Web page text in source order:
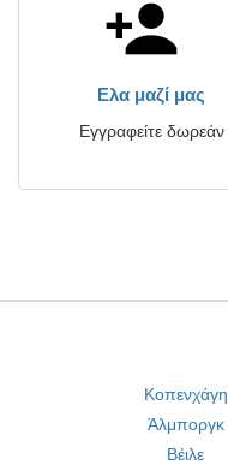
Ελα μαζί μας
Εγγραφείτε δωρεάν
Κοπενχάγη
Άλμποργκ
Βέιλε